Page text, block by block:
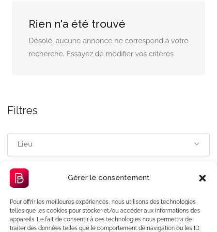
Gérer le consentement
Pour offrir les meilleures expériences, nous utilisons des technologies
telles que les cookies pour stocker et/ou accéder aux informations des
appareils. Le fait de consentir à ces technologies nous permettra de
traiter des données telles que le comportement de navigation ou les ID
Rien n'a été trouvé
Désolé, aucune annonce ne correspond à votre
recherche. Essayez de modifier vos critères.
Filtres
Lieu
Filtre de prix
80 - 715 €